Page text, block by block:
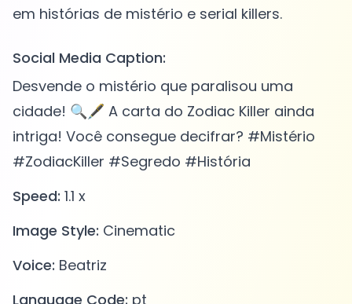
Social Media Caption:
Desvende o mistério que paralisou uma
cidade! 🔍🖋️ A carta do Zodiac Killer ainda
intriga! Você consegue decifrar? #Mistério
#ZodiacKiller #Segredo #História
Speed: 1.1 x
Image Style: Cinematic
Voice: Beatriz
Language Code: pt